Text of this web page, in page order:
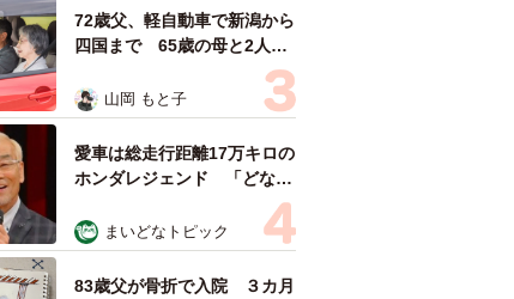
表の訴え
72歳父、軽自動車で新潟から
四国まで 65歳の母と2人で
3泊4日の旅 パーキングの休
憩まで分刻み… 「大学生で
も組まねえよ！」
山岡 もと子
愛車は総走行距離17万キロの
ホンダレジェンド 「どなた
か欲しい方が居たら」 大御
所漫才師が譲渡の意向
まいどなトピック
83歳父が骨折で入院 ３カ月